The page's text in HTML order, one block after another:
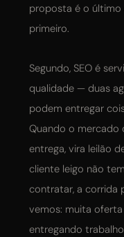
proposta é o último
primeiro.
Segundo, SEO é
qualidade — duas
podem entregar
Quando o
entrega, vira leilão
cliente leigo não
contratar, a corrida
vemos: muita
entregando